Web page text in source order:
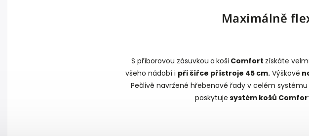
Maximálně
S příborovou zásuvkou a koši Comfort získáte velmi
všeho nádobí i při šířce přístroje 45 cm.Výškově
Pečlivě navržené hřebenové řady v celém
poskytuje systém košů